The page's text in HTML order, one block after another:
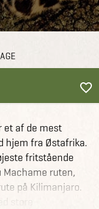
& Kilimanjaro
et af de mest
hjem fra Østafrika.
fritstående
Machame ruten,
på Kilimanjaro.
store